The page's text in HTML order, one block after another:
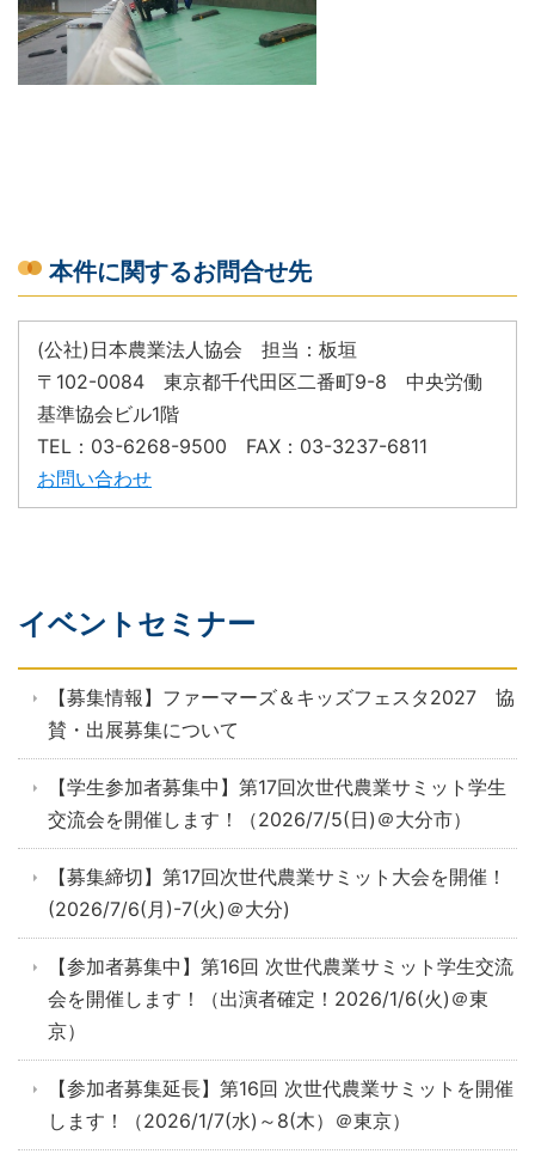
本件に関するお問合せ先
(公社)日本農業法人協会 担当：板垣
〒102-0084 東京都千代田区二番町9-8 中央労働
基準協会ビル1階
TEL：03-6268-9500 FAX：03-3237-6811
お問い合わせ
イベントセミナー
【募集情報】ファーマーズ＆キッズフェスタ2027 協
賛・出展募集について
【学生参加者募集中】第17回次世代農業サミット学生
交流会を開催します！（2026/7/5(日)＠大分市）
【募集締切】第17回次世代農業サミット大会を開催！
(2026/7/6(月)-7(火)＠大分)
【参加者募集中】第16回 次世代農業サミット学生交流
会を開催します！（出演者確定！2026/1/6(火)＠東
京）
【参加者募集延長】第16回 次世代農業サミットを開催
します！（2026/1/7(水)～8(木）＠東京）